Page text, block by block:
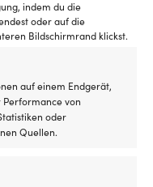
indem du die
oder auf die
Bildschirmrand klickst.
auf einem Endgerät,
Performance von
oder
Quellen.